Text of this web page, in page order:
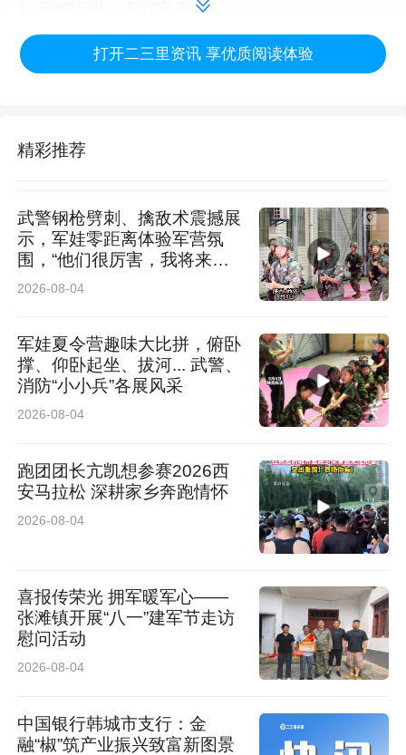
晚餐尽量19点前吃完，睡前3小时不再进食；戒
2. 主食换一半
粮饭），每餐主食量一拳大小。
3. 保证优质蛋白（长身体必备）
每餐必有：鸡蛋、牛奶、瘦肉、鱼虾、豆腐，量
约一掌，蛋白扛饿、不掉肌肉。
4. 蔬菜管够，水果适量
绿叶菜、瓜类每餐两大捧；水果选低糖（苹果、
梨、柚子），每天200–300g，不榨汁、不饭后
5. 严格戒掉“隐形热量”
零食：薯片、饼干、糖果、蛋糕、油炸食品（炸
鸡、薯条）全面减量，每周最多1次解馋。
烹饪方式：蒸、煮、炖、清炒，少油炸、红烧、
打开二三里资讯 享优质阅读体验
精彩推荐
武警钢枪劈刺、擒敌术震撼展
示，军娃零距离体验军营氛
围，“他们很厉害，我将来也
想当军人”
2026-08-04
军娃夏令营趣味大比拼，俯卧
撑、仰卧起坐、拔河... 武警、
消防“小小兵”各展风采
2026-08-04
跑团团长亢凯想参赛2026西
安马拉松 深耕家乡奔跑情怀
2026-08-04
喜报传荣光 拥军暖军心——
张滩镇开展“八一”建军节走访
慰问活动
2026-08-04
中国银行韩城市支行：金
融“椒”筑产业振兴致富新图景